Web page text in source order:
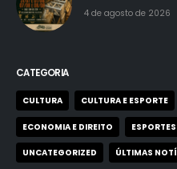
4 de agosto de 2026
CATEGORIA
CULTURA CULTURA E ESPORTE
ECONOMIA E DIREITO ESPORTES
UNCATEGORIZED ÚLTIMAS